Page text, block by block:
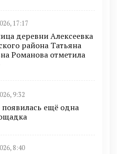
17:17
деревни Алексеевка
района Татьяна
Романова отметила
9:32
появилась ещё одна
8:40